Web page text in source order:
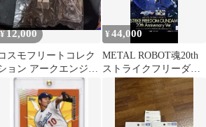
¥12,000
スモフリートコレク
ョン アークエンジェ
ル エールストライク ガ
ンダム 未開封
¥44,000
METAL ROBOT魂20th
ストライクフリーダム
インフィニットジャス
ティス